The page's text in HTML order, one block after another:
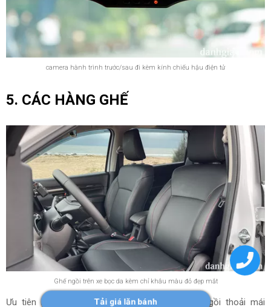
camera hành trình trước/sau đi kèm kính chiếu hậu điện tử
5. CÁC HÀNG GHẾ
Ghế ngồi trên xe bọc da kèm chỉ khâu màu đỏ đẹp mắt
Ưu tiên khi chọn mua xe MPV 7 chỗ là ghế ngồi thoải mái
Tải giá lăn bánh